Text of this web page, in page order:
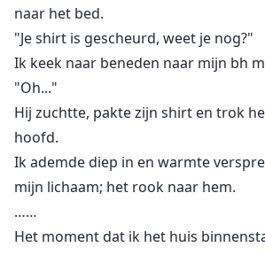
naar het bed.
"Je shirt is gescheurd, weet je nog?"
Ik keek naar beneden naar mijn bh
"Oh..."
Hij zuchtte, pakte zijn shirt en trok
hoofd.
Ik ademde diep in en warmte
mijn lichaam; het rook naar hem.
……
Het moment dat ik het huis